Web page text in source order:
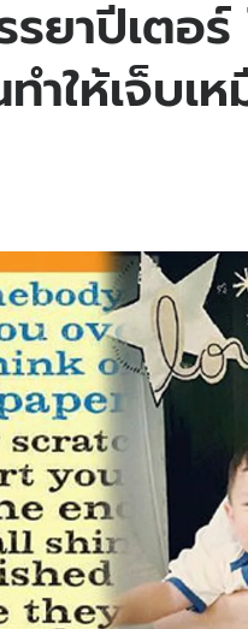
วยไทย
ว
ไ
สนุกโซเชียลได้ที่
ด
ยาปีเตอ
ำให้เจ็บเ